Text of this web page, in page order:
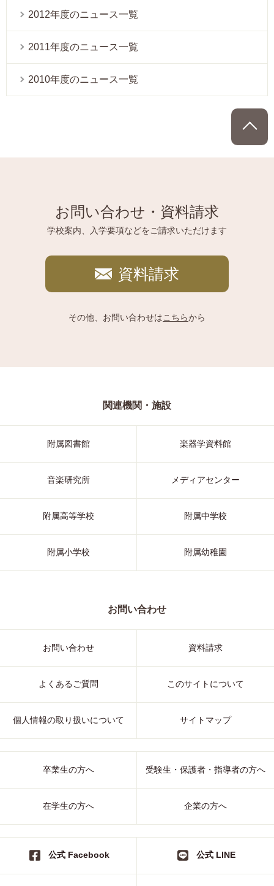
2012年度のニュース一覧
2011年度のニュース一覧
2010年度のニュース一覧
お問い合わせ・資料請求
学校案内、入学要項などをご請求いただけます
資料請求
その他、お問い合わせはこちらから
関連機関・施設
附属図書館 楽器学資料館
音楽研究所 メディアセンター
附属高等学校 附属中学校
附属小学校 附属幼稚園
お問い合わせ
お問い合わせ 資料請求
よくあるご質問 このサイトについて
個人情報の取り扱いについて サイトマップ
卒業生の方へ 受験生・保護者・指導者の方へ
在学生の方へ 企業の方へ
公式 Facebook 公式 LINE